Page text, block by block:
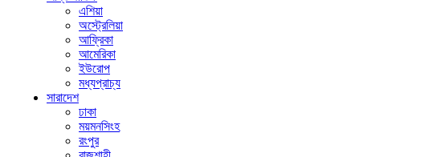
এশিয়া
অস্ট্রেলিয়া
আফ্রিকা
আমেরিকা
ইউরোপ
মধ্যপ্রাচ্য
সারাদেশ
ঢাকা
ময়মনসিংহ
রংপুর